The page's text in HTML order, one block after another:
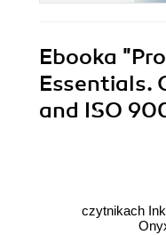
Ebooka
Essentials.
and ISO
czytnikach